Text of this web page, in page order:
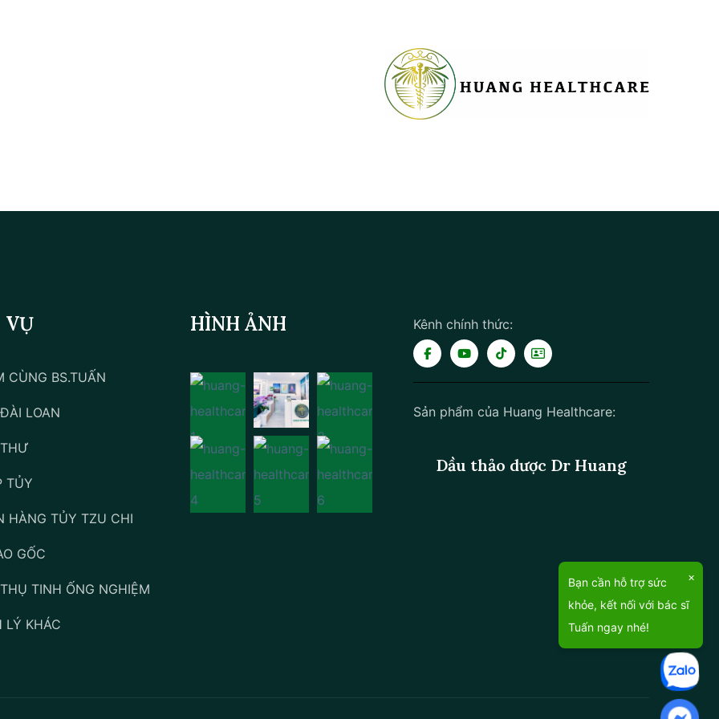
Bạn cần hỗ trợ sức
khỏe, kết nối với bác sĩ
Tuấn ngay nhé!
×
VỤ
CÙNG BS.TUẤN
LOAN
TỦY
HÀNG TỦY TZU CHI
GỐC
TINH ỐNG NGHIỆM
LÝ KHÁC
HÌNH ẢNH Kênh chính thức:
Sản phẩm của Huang Healthcare:
Dầu thảo dược Dr Huang